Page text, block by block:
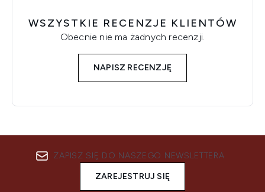
WSZYSTKIE RECENZJE KLIENTÓW
Obecnie nie ma żadnych recenzji.
NAPISZ RECENZJĘ
ZAPISZ SIĘ DO NASZEGO NEWSLETTERA
ZAREJESTRUJ SIĘ